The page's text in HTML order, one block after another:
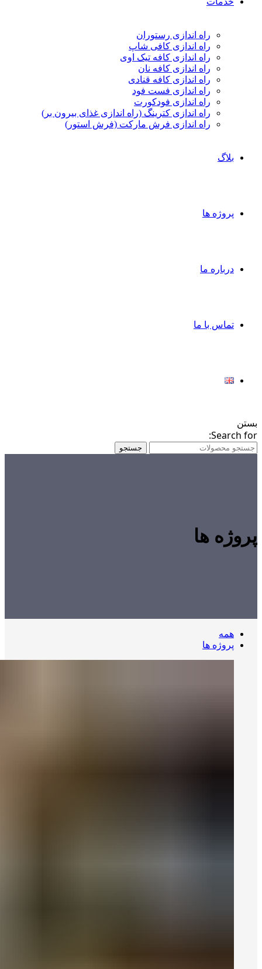
راه اندازی رستوران
راه اندازی کافی شاپ
راه اندازی کافه تیک اوی
راه اندازی کافه نان
راه اندازی کافه قنادی
راه اندازی فست فود
راه اندازی فودکورت
راه اندازی کترینگ (راه‌ اندازی غذای بیرون بر)
راه اندازی فرش مارکت (فرش استور)
بلاگ
پروژه ها
درباره ما
تماس با ما
بستن
Search for:
جستجو
پروژه ها
همه
پروژه ها